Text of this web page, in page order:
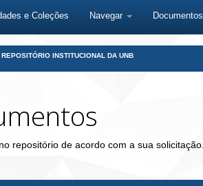
e Coleções Navegar Documentos
REPOSITÓRIO INSTITUCIONAL DA UNB
repositório de acordo com a sua solicitação.